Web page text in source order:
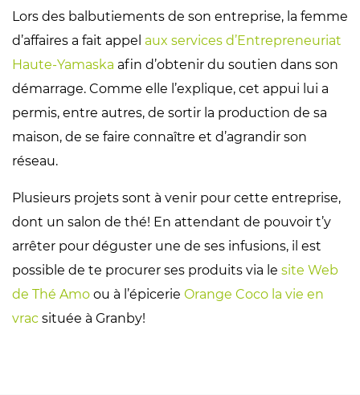
Lors des balbutiements de son entreprise, la femme
d’affaires a fait appel aux services d’Entrepreneuriat
Haute-Yamaska afin d’obtenir du soutien dans son
démarrage. Comme elle l’explique, cet appui lui a
permis, entre autres, de sortir la production de sa
maison, de se faire connaître et d’agrandir son
réseau.
Plusieurs projets sont à venir pour cette entreprise,
dont un salon de thé! En attendant de pouvoir t’y
arrêter pour déguster une de ses infusions, il est
possible de te procurer ses produits via le site Web
de Thé Amo ou à l’épicerie Orange Coco la vie en
vrac située à Granby!